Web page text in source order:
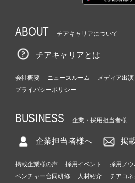
ABOUT チアキャリアについて
チアキャリアとは
会社概要 ニュースルーム
メディア出
プライバシーポリシー
BUSINESS 企業・採用担当者様
企業担当者様へ 掲
掲載企業様の声 採用イベント 採用ノウ
ベンチャー合同研修
人材紹介 チアコ